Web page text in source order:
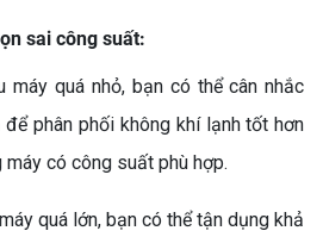
sai công suất:
máy quá nhỏ, bạn có thể cân nhắc
phân phối không khí lạnh tốt hơn
có công suất phù hợp.
quá lớn, bạn có thể tận dụng khả